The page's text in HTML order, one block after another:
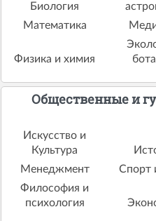
Биология
Математика
Физика и химия
Общественные и
Искусство и
Культура
Менеджмент
Спорт
Философия и
психология